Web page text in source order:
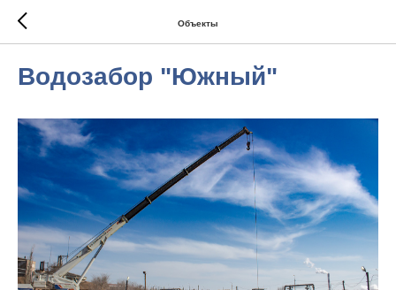
Объекты
Водозабор "Южный"